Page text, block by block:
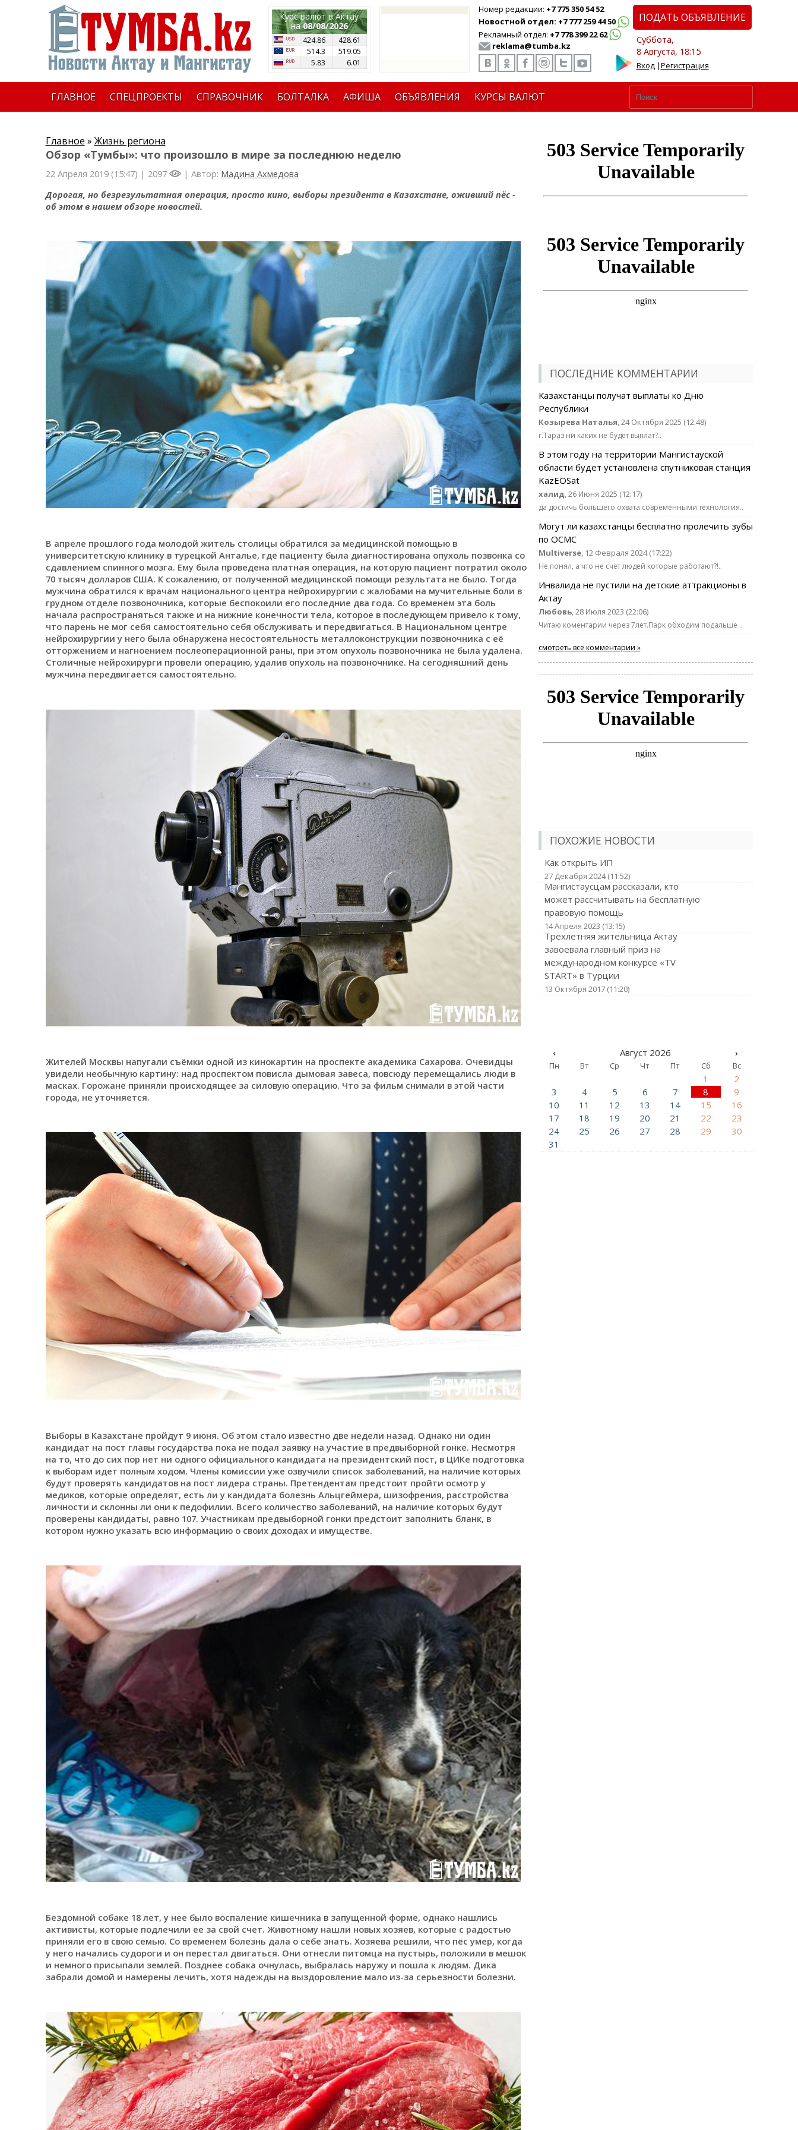
Курс валют в Актау
на08/08/2026
424.86
428.61
514.3
519.05
5.83
6.01
Номер редакции: +7 775 350 54 52
Новостной отдел: +7 777 259 44 50
Рекламный отдел: +7 778 399 22 62
reklama@tumba.kz
ПОДАТЬ ОБЪЯВЛЕНИЕ
Суббота,
8 Августа, 18:15
Вход|Регистрация
ГЛАВНОЕ СПЕЦПРОЕКТЫ СПРАВОЧНИК БОЛТАЛКА АФИША ОБЪЯВЛЕНИЯ КУРСЫ ВАЛЮТ
Главное » Жизнь региона
Обзор «Тумбы»: что произошло в мире за последнюю неделю
22 Апреля 2019 (15:47) | 2097 | Автор: Мадина Ахмедова
Дорогая, но безрезультатная операция, просто кино, выборы президента в Казахстане, оживший пёс -
об этом в нашем обзоре новостей.
В апреле прошлого года молодой житель столицы обратился за медицинской помощью в
университетскую клинику в турецкой Анталье, где пациенту была диагностирована опухоль позвонка со
сдавлением спинного мозга. Ему была проведена платная операция, на которую пациент потратил около
70 тысяч долларов США. К сожалению, от полученной медицинской помощи результата не было. Тогда
мужчина обратился к врачам национального центра нейрохирургии с жалобами на мучительные боли в
грудном отделе позвоночника, которые беспокоили его последние два года. Со временем эта боль
начала распространяться также и на нижние конечности тела, которое в последующем привело к тому,
что парень не мог себя самостоятельно себя обслуживать и передвигаться. В Национальном центре
нейрохирургии у него была обнаружена несостоятельность металлоконструкции позвоночника с её
отторжением и нагноением послеоперационной раны, при этом опухоль позвоночника не была удалена.
Столичные нейрохирурги провели операцию, удалив опухоль на позвоночнике. На сегодняшний день
мужчина передвигается самостоятельно.
Жителей Москвы напугали съёмки одной из кинокартин на проспекте академика Сахарова. Очевидцы
увидели необычную картину: над проспектом повисла дымовая завеса, повсюду перемещались люди в
масках. Горожане приняли происходящее за силовую операцию. Что за фильм снимали в этой части
города, не уточняется.
Выборы в Казахстане пройдут 9 июня. Об этом стало известно две недели назад. Однако ни один
кандидат на пост главы государства пока не подал заявку на участие в предвыборной гонке. Несмотря
на то, что до сих пор нет ни одного официального кандидата на президентский пост, в ЦИКе подготовка
к выборам идет полным ходом. Члены комиссии уже озвучили список заболеваний, на наличие которых
будут проверять кандидатов на пост лидера страны. Претендентам предстоит пройти осмотр у
медиков, которые определят, есть ли у кандидата болезнь Альцгеймера, шизофрения, расстройства
личности и склонны ли они к педофилии. Всего количество заболеваний, на наличие которых будут
проверены кандидаты, равно 107. Участникам предвыборной гонки предстоит заполнить бланк, в
котором нужно указать всю информацию о своих доходах и имуществе.
Бездомной собаке 18 лет, у нее было воспаление кишечника в запущенной форме, однако нашлись
активисты, которые подлечили ее за свой счет. Животному нашли новых хозяев, которые с радостью
приняли его в свою семью. Со временем болезнь дала о себе знать. Хозяева решили, что пёс умер, когда
у него начались судороги и он перестал двигаться. Они отнесли питомца на пустырь, положили в мешок
и немного присыпали землей. Позднее собака очнулась, выбралась наружу и пошла к людям. Дика
забрали домой и намерены лечить, хотя надежды на выздоровление мало из-за серьезности болезни.
ПОСЛЕДНИЕ КОММЕНТАРИИ
Казахстанцы получат выплаты ко Дню
Республики
Козырева Наталья, 24 Октября 2025 (12:48)
г.Тараз ни каких не будет выплат?..
В этом году на территории Мангистауской
области будет установлена спутниковая станция
KazEOSat
халид, 26 Июня 2025 (12:17)
да достичь большего охвата современными технология..
Могут ли казахстанцы бесплатно пролечить зубы
по ОСМС
Multiverse, 12 Февраля 2024 (17:22)
Не понял, а что не счёт людей которые работают?!..
Инвалида не пустили на детские аттракционы в
Актау
Любовь, 28 Июля 2023 (22:06)
Читаю коментарии через 7лет.Парк обходим подальше ..
смотреть все комментарии »
ПОХОЖИЕ НОВОСТИ
Как открыть ИП
27 Декабря 2024 (11:52)
Мангистаусцам рассказали, кто
может рассчитывать на бесплатную
правовую помощь
14 Апреля 2023 (13:15)
Трёхлетняя жительница Актау
завоевала главный приз на
международном конкурсе «TV
START» в Турции
13 Октября 2017 (11:20)
‹ Август 2026 ›
Пн Вт Ср Чт Пт Сб Вс
1
2
3
4 5 6 7 8
9
10
11 12 13 14 15
16
17
18 19 20 21 22
23
24
25 26 27 28 29
30
31